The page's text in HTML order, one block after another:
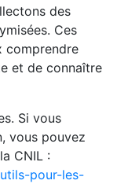
des
Ces
comprendre
et de connaître
Si vous
vous pouvez
CNIL :
pour-les-